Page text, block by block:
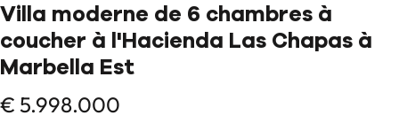
Villa moderne de 6 chambres à
coucher à l'Hacienda Las Chapas à
Marbella Est
€ 5.998.000